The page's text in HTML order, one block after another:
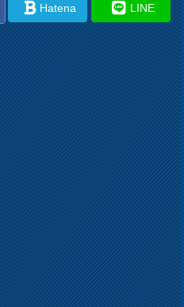
Hatena LINE